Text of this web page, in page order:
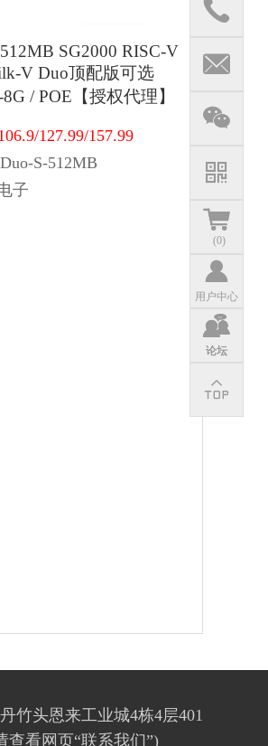
(0)
用户中心
论坛
SG2000 RISC-V
V Duo顶配版可选
/ POE【授权代理】
127.99/157.99
S-512MB
子
竹头恩来工业城4栋4层401
查看网页“联系我们”)